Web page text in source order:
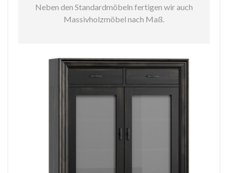
Neben den Standardmöbeln fertigen wir auch
Massivholzmöbel nach Maß.